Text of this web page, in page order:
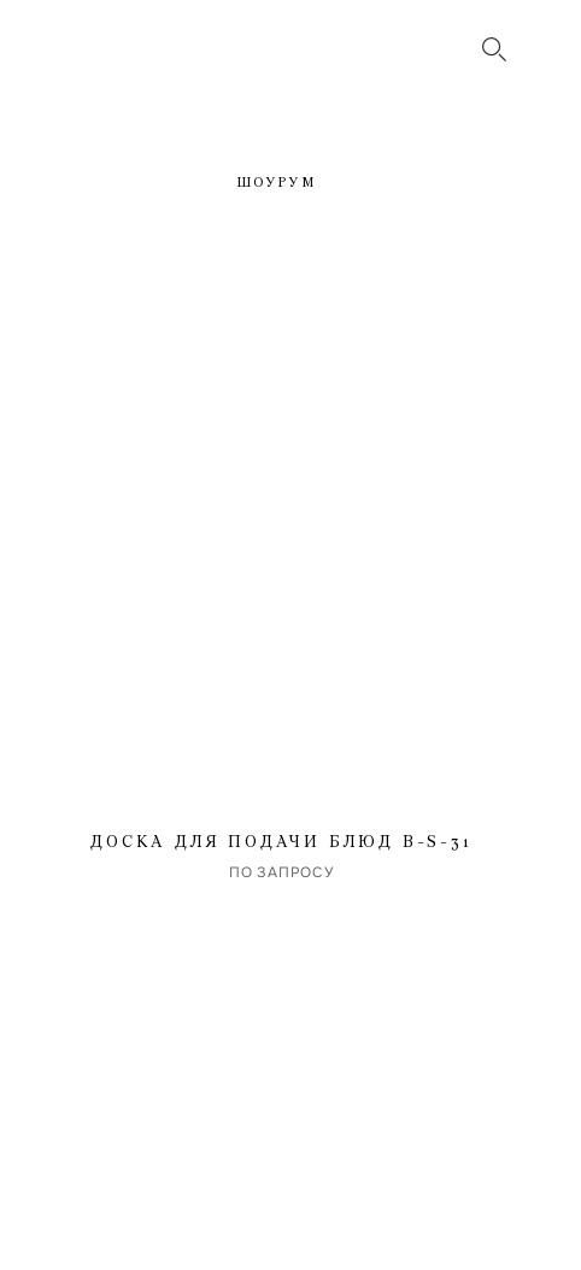
ШОУРУМ
ДОСКА ДЛЯ ПОДАЧИ БЛЮД B-S-31
ПО ЗАПРОСУ